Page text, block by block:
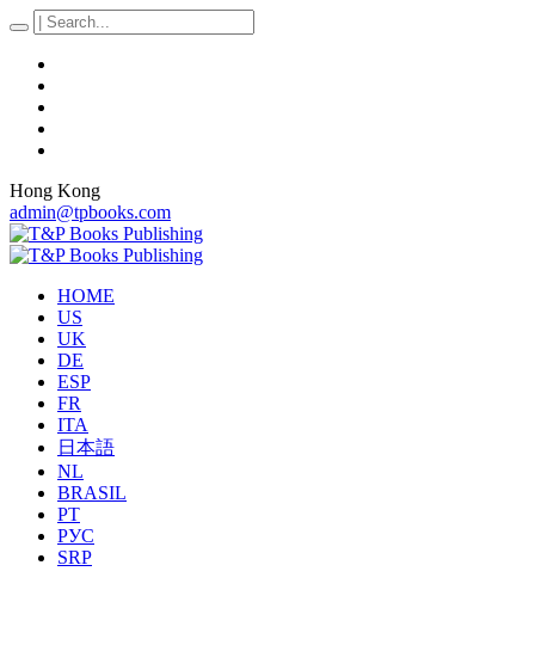
Hong Kong
admin@tpbooks.com
HOME
US
UK
DE
ESP
FR
ITA
日本語
NL
BRASIL
PT
РУС
SRP